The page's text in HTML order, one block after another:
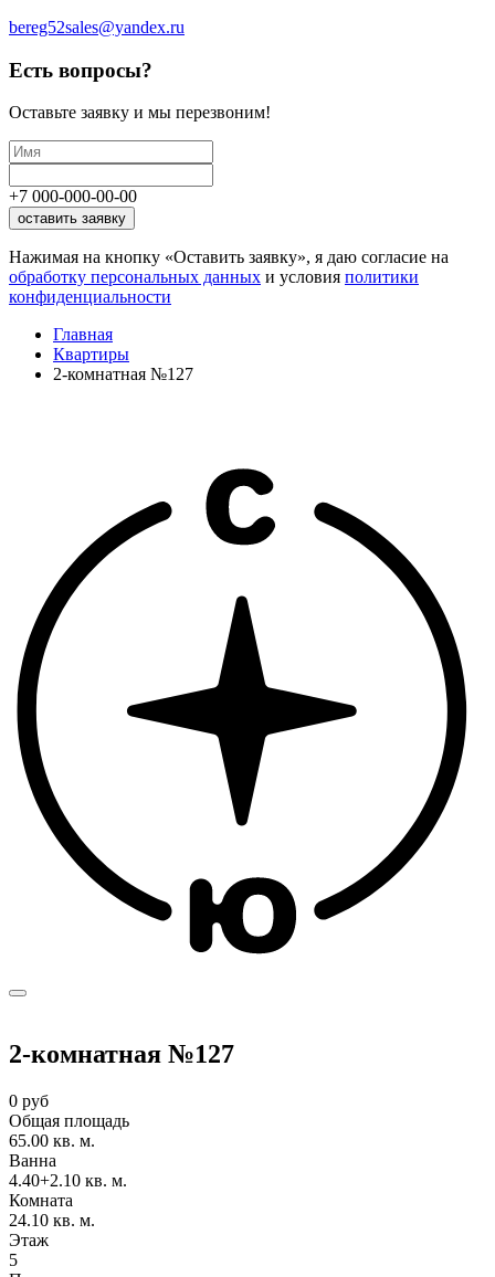
bereg52sales@yandex.ru
Есть вопросы?
Оставьте заявку и мы перезвоним!
+7 000-000-00-00
оставить заявку
Нажимая на кнопку «Оставить заявку», я даю согласие на
обработку персональных данных и условия политики
конфиденциальности
Главная
Квартиры
2-комнатная №127
2-комнатная №127
0 руб
Общая площадь
65.00 кв. м.
Ванна
4.40+2.10 кв. м.
Комната
24.10 кв. м.
Этаж
5